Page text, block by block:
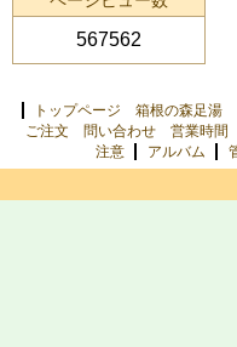
567562
トップページ 箱根の森足湯
ご注文 問い合わせ 営業時間
注意
アルバム